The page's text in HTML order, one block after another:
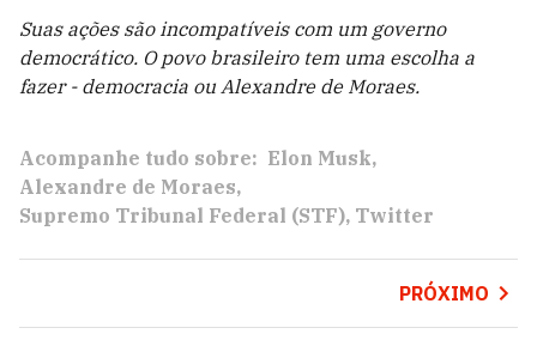
Suas ações são incompatíveis com um governo
democrático. O povo brasileiro tem uma escolha a
fazer - democracia ou Alexandre de Moraes.
Acompanhe tudo sobre: Elon Musk
Alexandre de Moraes
Supremo Tribunal Federal (STF) Twitter
PRÓXIMO